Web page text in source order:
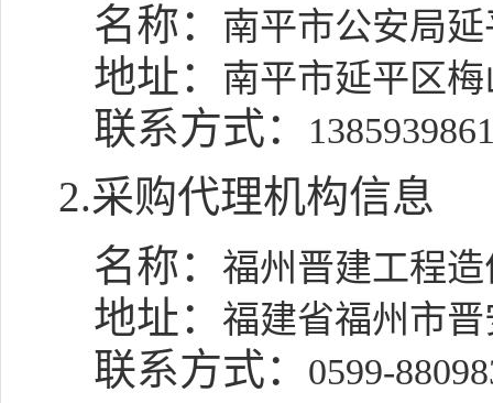
名称：
南平市公安局
地址： 南平市延平区
联系方式：
2.采购代理机构信息
名称： 福州晋建工程
地址： 福建省福州市
联系方式： 0599-